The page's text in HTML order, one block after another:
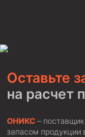
Муфта БТС 168
Муфта ОТТМ 127
Муфта ОТТМ 245
Оставьте
на расчет
ОНИКС –
запасом продукции